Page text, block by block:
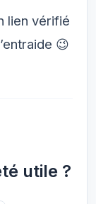
lien vérifié
😉
utile ?